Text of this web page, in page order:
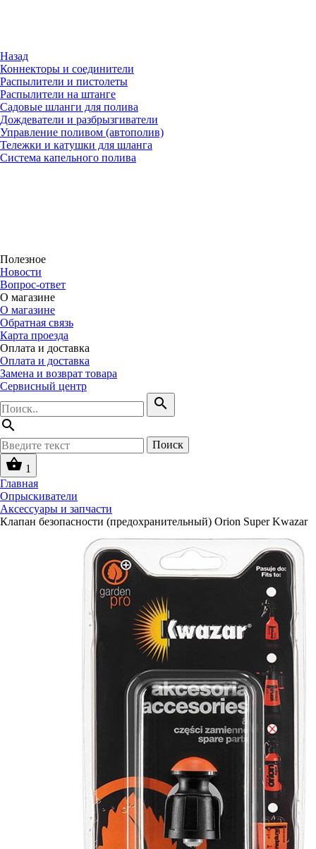
Назад
Коннекторы и соединители
Распылители и пистолеты
Распылители на штанге
Садовые шланги для полива
Дождеватели и разбрызгиватели
Управление поливом (автополив)
Тележки и катушки для шланга
Система капельного полива
Полезное
Новости
Вопрос-ответ
О магазине
О магазине
Обратная связь
Карта проезда
Оплата и доставка
Оплата и доставка
Замена и возврат товара
Сервисный центр
search
search
Поиск
shopping_basket 1
Главная
Опрыскиватели
Аксессуары и запчасти
Клапан безопасности (предохранительный) Orion Super Kwazar